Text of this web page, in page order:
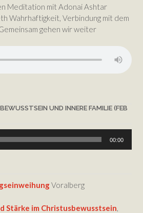
Meditation mit Adonai Ashtar
Wahrhaftigkeit, Verbindung mit dem
gehen wir weiter
UND INNERE FAMILIE (FEB
00:00
Voralberg
Stärke im Christusbewusstsein